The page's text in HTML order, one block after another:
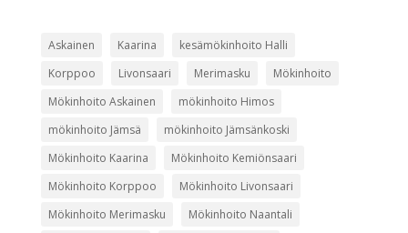
Askainen Kaarina
kesämökinhoito Halli
Korppoo
Livonsaari Merimasku
Mökinhoito
Mökinhoito Askainen
mökinhoito Himos
mökinhoito Jämsä
mökinhoito Jämsänkoski
Mökinhoito Kaarina
Mökinhoito Kemiönsaari
Mökinhoito Korppoo
Mökinhoito Livonsaari
Mökinhoito Merimasku
Mökinhoito Naantali